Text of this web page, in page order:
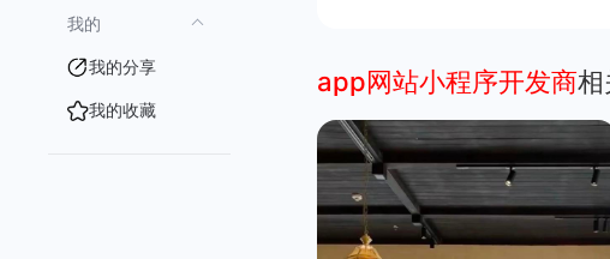
我的
我的分享
我的收藏
app网站小程序开发商相